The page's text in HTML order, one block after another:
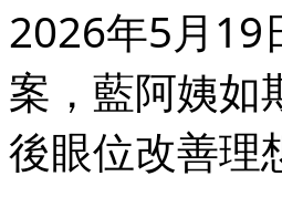
2026年5月19
案，藍阿姨如
後眼位改善理